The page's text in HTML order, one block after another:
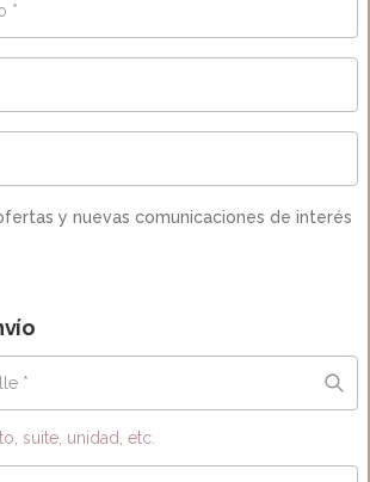
*
y nuevas comunicaciones de interés
*
suite, unidad, etc.